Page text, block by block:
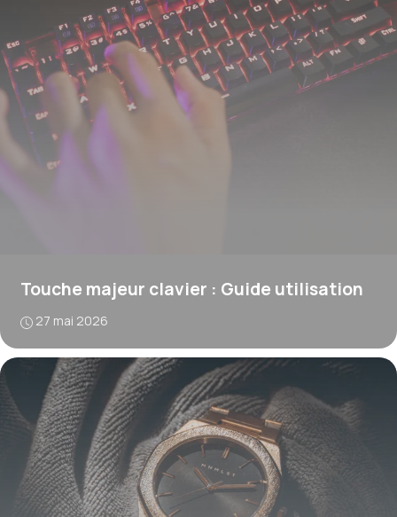
Touche majeur clavier : Guide utilisation
27 mai 2026